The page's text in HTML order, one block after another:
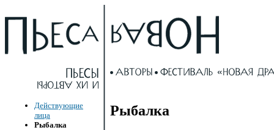
Действующие
лица
Рыбалка
Рыбалка